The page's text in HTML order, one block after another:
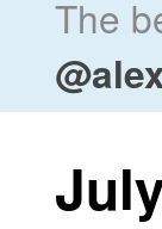
The